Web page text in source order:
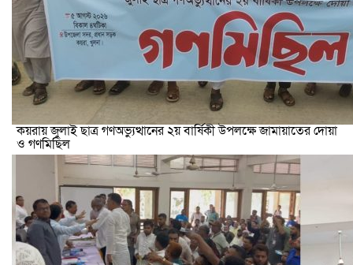
কয়রায় জুলাই ছাত্র গণঅভ্যুত্থানের ২য় বার্ষিকী উপলক্ষে জামায়াতের দোয়া
ও গণমিছিল